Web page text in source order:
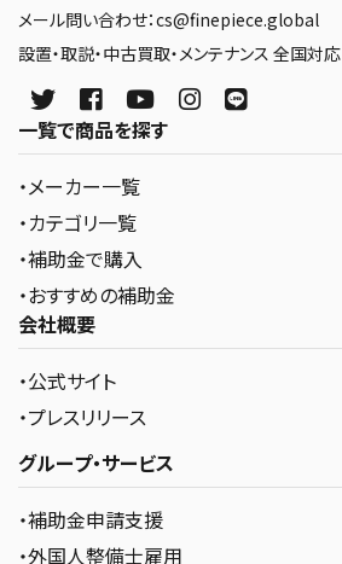
メール問い合わせ：cs@finepiece.global
設置・取説・中古買取・メンテナンス 全国対応
一覧で商品を探す
・メーカー一覧
・カテゴリ一覧
・補助金で購入
・おすすめの補助金
会社概要
・公式サイト
・プレスリリース
グループ・サービス
・補助金申請支援
・外国人整備士雇用